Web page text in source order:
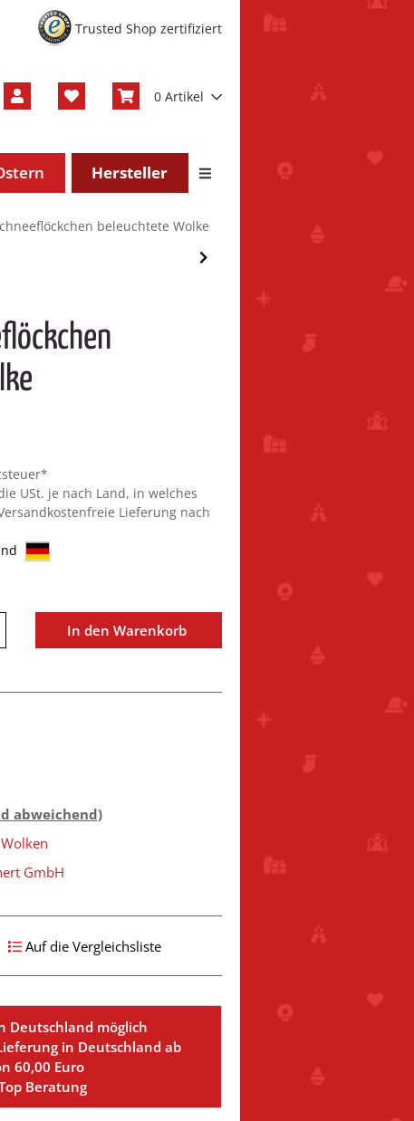
Trusted Shop zertifiziert
0 Artikel
Hersteller
beleuchtete Wolke
USt. je nach Land, in welches
Lieferung nach
In den Warenkorb
abweichend)
GmbH
Auf die Vergleichsliste
Deutschland möglich
in Deutschland ab
60,00 Euro
Beratung